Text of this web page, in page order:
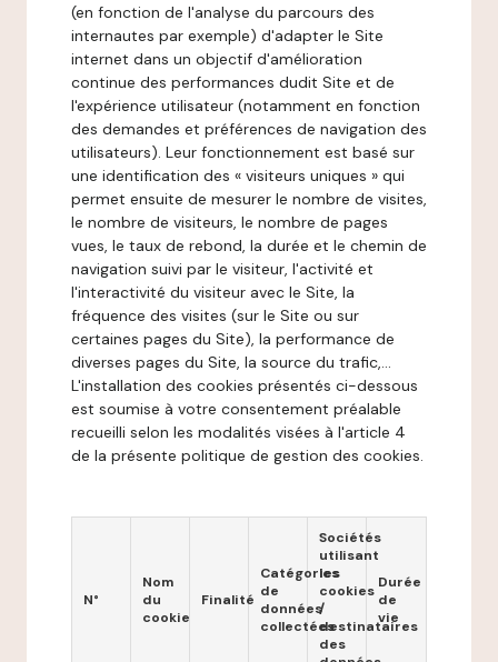
(en fonction de l'analyse du parcours des
internautes par exemple) d'adapter le Site
internet dans un objectif d'amélioration
continue des performances dudit Site et de
l'expérience utilisateur (notamment en fonction
des demandes et préférences de navigation des
utilisateurs). Leur fonctionnement est basé sur
une identification des « visiteurs uniques » qui
permet ensuite de mesurer le nombre de visites,
le nombre de visiteurs, le nombre de pages
vues, le taux de rebond, la durée et le chemin de
navigation suivi par le visiteur, l'activité et
l'interactivité du visiteur avec le Site, la
fréquence des visites (sur le Site ou sur
certaines pages du Site), la performance de
diverses pages du Site, la source du trafic,...
L'installation des cookies présentés ci-dessous
est soumise à votre consentement préalable
recueilli selon les modalités visées à l'article 4
de la présente politique de gestion des cookies.
N°
Nom
du
cookie
Finalité
Catégories
de
données
collectées
Sociétés
utilisant
les
cookies
/
destinataires
des
Durée
de
vie